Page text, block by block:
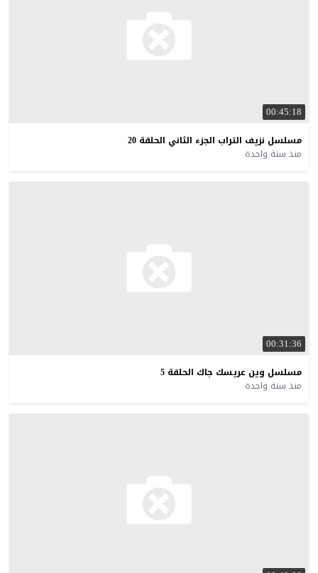
00:45:18
مسلسل نزيف التراب الجزء الثاني الحلقة 20
منذ سنة واحدة
00:31:36
مسلسل وين عريسك جاك الحلقة 5
منذ سنة واحدة